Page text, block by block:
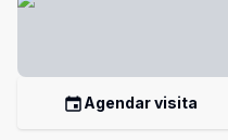
Agendar visita